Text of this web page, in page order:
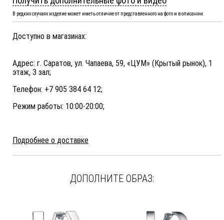
В редких случаях изделие может иметь отличие от представленного на фото и в описании.
Доступно в магазинах:
Адрес: г. Саратов, ул. Чапаева, 59, «ЦУМ» (Крытый рынок), 1
этаж, 3 зал;
Телефон: +7 905 384 64 12;
Режим работы: 10:00-20:00;
Подробнее о доставке
ДОПОЛНИТЕ ОБРАЗ: